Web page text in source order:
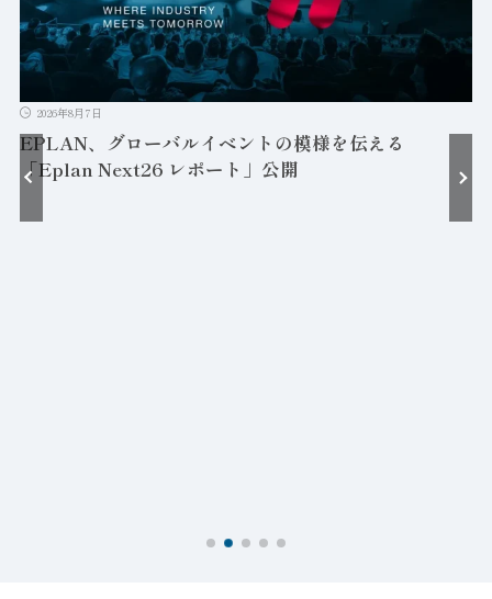
2026年8月7日
EPLAN、グローバルイベントの模様を伝える
「Eplan Next26 レポート」公開